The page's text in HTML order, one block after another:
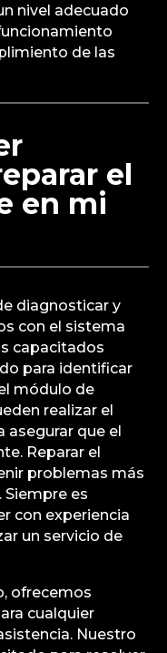
nivel adecuado
de las
el
en mi
diagnosticar y
con el sistema
capacitados
para identificar
módulo de
realizar el
asegurar que el
Reparar el
problemas más
Siempre es
con experiencia
un servicio de
ofrecemos
cualquier
Nuestro